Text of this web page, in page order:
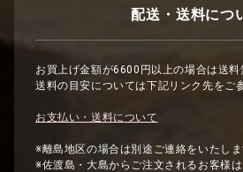
配送・送料につ
お買上げ金額が6600円以上の場合は送料
送料の目安については下記リンク先をご
お支払い・送料について
※離島地区の場合は別途ご連絡をいたしま
※佐渡島・大島からご注文されるお客様